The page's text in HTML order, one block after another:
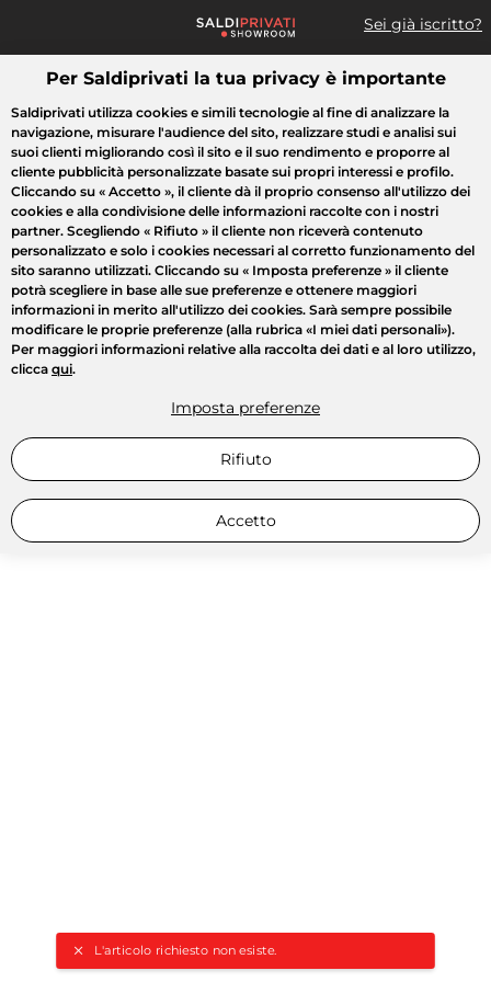
Sei già iscritto?
Cosa cerchi?
L'articolo richiesto non esiste.
Tutte le vendite Moda Casa Bellezza Elettrodomestici
Per Saldiprivati la tua privacy è importante
Saldiprivati utilizza cookies e simili tecnologie al fine di analizzare la
navigazione, misurare l'audience del sito, realizzare studi e analisi sui
suoi clienti migliorando così il sito e il suo rendimento e proporre al
cliente pubblicità personalizzate basate sui propri interessi e profilo.
Cliccando su « Accetto », il cliente dà il proprio consenso all'utilizzo dei
cookies e alla condivisione delle informazioni raccolte con i nostri
partner. Scegliendo « Rifiuto » il cliente non riceverà contenuto
personalizzato e solo i cookies necessari al corretto funzionamento del
sito saranno utilizzati. Cliccando su « Imposta preferenze » il cliente
potrà scegliere in base alle sue preferenze e ottenere maggiori
informazioni in merito all'utilizzo dei cookies. Sarà sempre possibile
modificare le proprie preferenze (alla rubrica «I miei dati personali»).
Per maggiori informazioni relative alla raccolta dei dati e al loro utilizzo,
clicca qui.
Imposta preferenze
Rifiuto
Accetto